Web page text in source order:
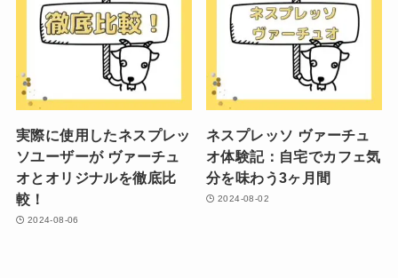
実際に使用したネスプレッ
ソユーザーが ヴァーチュ
オとオリジナルを徹底比
較！
2024-08-06
ネスプレッソ ヴァーチュ
オ体験記：自宅でカフェ気
分を味わう3ヶ月間
2024-08-02